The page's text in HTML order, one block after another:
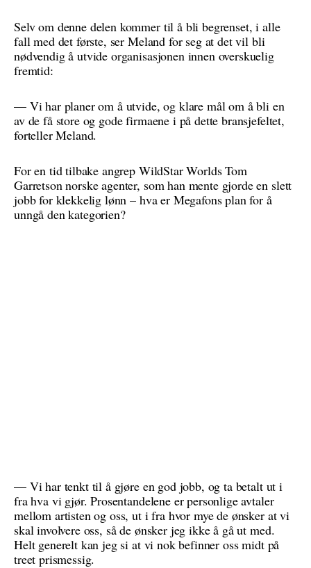
Selv om denne delen kommer til å bli begrenset, i alle
fall med det første, ser Meland for seg at det vil bli
nødvendig å utvide organisasjonen innen overskuelig
fremtid:
— Vi har planer om å utvide, og klare mål om å bli en
av de få store og gode firmaene i på dette bransjefeltet,
forteller Meland.
For en tid tilbake angrep WildStar Worlds Tom
Garretson norske agenter, som han mente gjorde en slett
jobb for klekkelig lønn – hva er Megafons plan for å
unngå den kategorien?
— Vi har tenkt til å gjøre en god jobb, og ta betalt ut i
fra hva vi gjør. Prosentandelene er personlige avtaler
mellom artisten og oss, ut i fra hvor mye de ønsker at vi
skal involvere oss, så de ønsker jeg ikke å gå ut med.
Helt generelt kan jeg si at vi nok befinner oss midt på
treet prismessig.